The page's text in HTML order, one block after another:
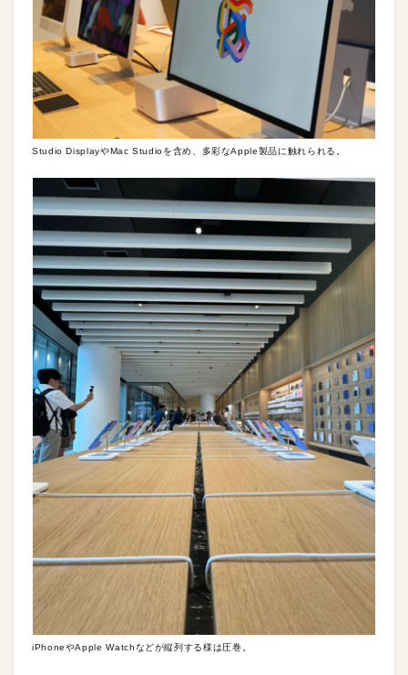
Studio DisplayやMac Studioを含め、多彩なApple製品に触れられる。
iPhoneやApple Watchなどが縦列する様は圧巻。